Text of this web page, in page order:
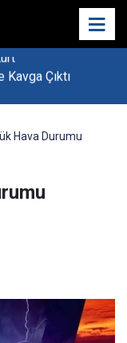
Çıktı
Hava Durumu